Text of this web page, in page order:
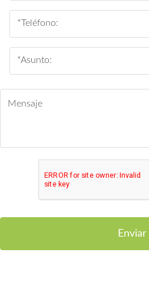
Enviar